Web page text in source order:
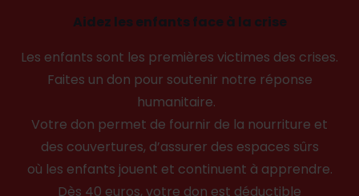
Aidez les enfants face à la crise
Les enfants sont les premières victimes des crises.
Faites un don pour soutenir notre réponse
humanitaire.
Votre don permet de fournir de la nourriture et
des couvertures, d’assurer des espaces sûrs
où les enfants jouent et continuent à apprendre.
Dès 40 euros, votre don est déductible